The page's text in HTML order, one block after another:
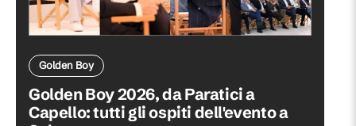
Golden Boy
Golden Boy 2026, da Paratici a
Capello: tutti gli ospiti dell'evento a